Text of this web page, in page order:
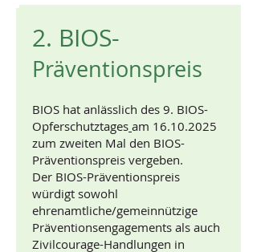
2. BIOS-
Präventionspreis
BIOS hat anlässlich des 9. BIOS-
Opferschutztages am 16.10.2025
zum zweiten Mal den BIOS-
Präventionspreis vergeben.
Der BIOS-Präventionspreis
würdigt sowohl
ehrenamtliche/gemeinnützige
Präventionsengagements als auch
Zivilcourage-Handlungen in